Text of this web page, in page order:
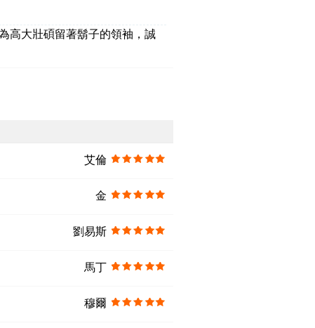
高大壯碩留著鬍子的領袖，誠
艾倫
金
劉易斯
馬丁
穆爾